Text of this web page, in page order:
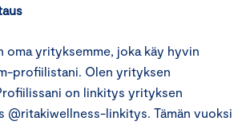
oma yrityksemme, joka käy hyvin
profiilistani. Olen yrityksen
on linkitys yrityksen
@ritakiwellness-linkitys. Tämän vuoksi